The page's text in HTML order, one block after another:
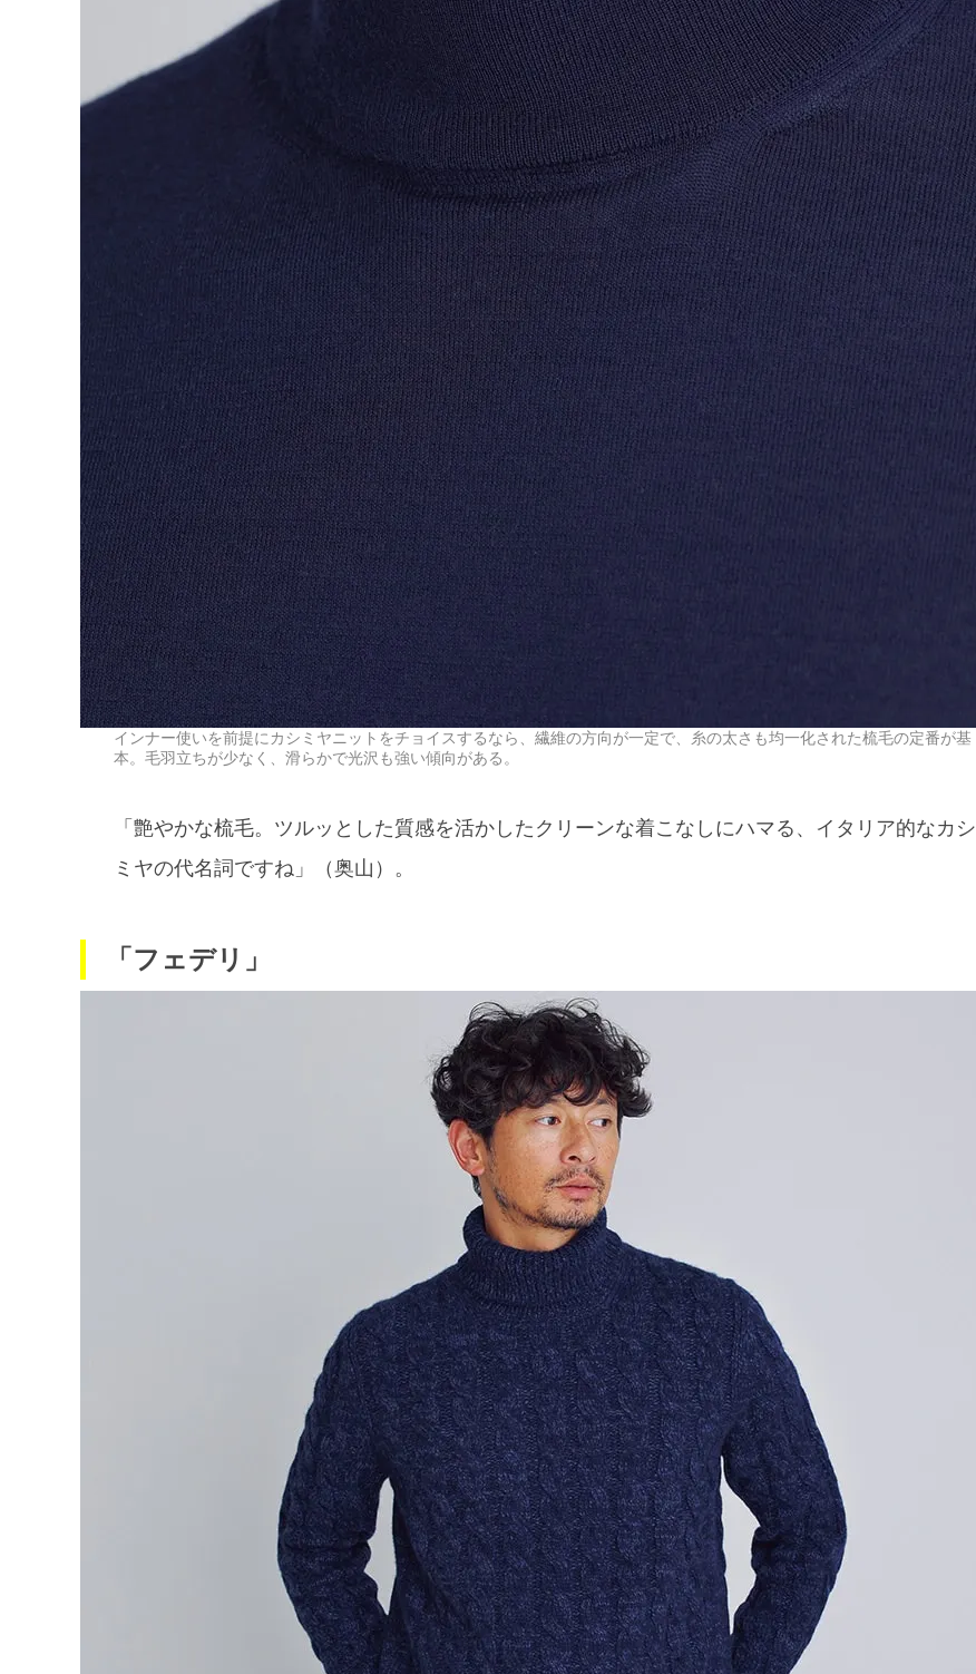
インナー使いを前提にカシミヤニットをチョイスするなら、繊維の方向が一定で、糸の太さも均一化された梳毛の定番が基
本。毛羽立ちが少なく、滑らかで光沢も強い傾向がある。
「艶やかな梳毛。ツルッとした質感を活かしたクリーンな着こなしにハマる、イタリア的なカシ
ミヤの代名詞ですね」（奥山）。
「フェデリ」